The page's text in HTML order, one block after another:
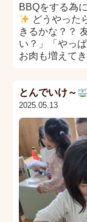
BBQをする為
どうやった
きるかな？？
い？」「やっ
お肉も増えて
とんでいけ～
2025.05.13